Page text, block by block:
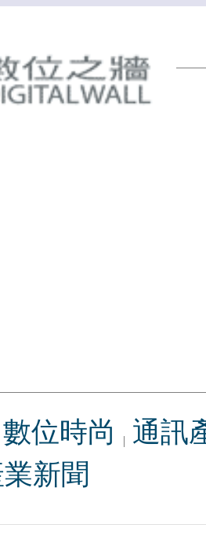
數位時尚
通訊
新聞